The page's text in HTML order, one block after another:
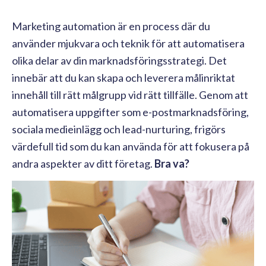
Marketing automation är en process där du
använder mjukvara och teknik för att automatisera
olika delar av din marknadsföringsstrategi. Det
innebär att du kan skapa och leverera målinriktat
innehåll till rätt målgrupp vid rätt tillfälle. Genom att
automatisera uppgifter som e-postmarknadsföring,
sociala medieinlägg och lead-nurturing, frigörs
värdefull tid som du kan använda för att fokusera på
andra aspekter av ditt företag. Bra va?